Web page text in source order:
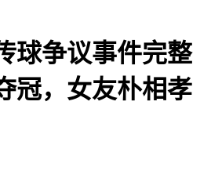
球争议事件完整
冠，女友朴相孝